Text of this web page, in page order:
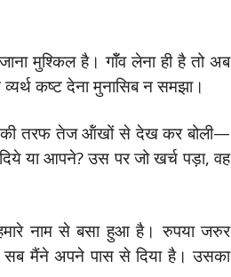
मुश्किल है। गॉँव लेना ही है तो अब
कष्ट देना मुनासिब न समझा।
की तरफ तेज ऑंखों से देख कर बोली—
या आपने? उस पर जो खर्च पड़ा, वह
नाम से बसा हुआ है। रुपया जरुर
सब मैंने अपने पास से दिया है। उसका